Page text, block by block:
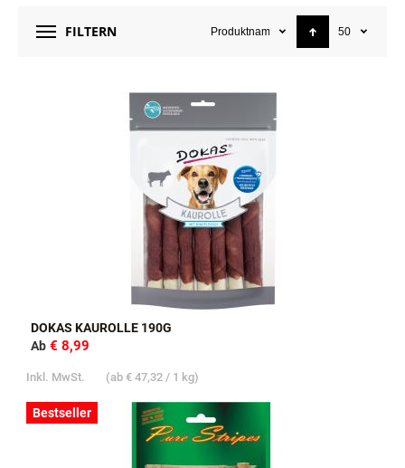
FILTERN Produktname 50
DOKAS KAUROLLE 190G
Ab € 8,99
Inkl. MwSt. (ab € 47,32 / 1 kg)
Bestseller